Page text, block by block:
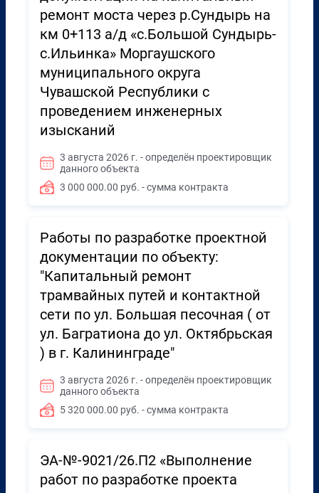
ремонт моста через р.Сундырь на
км 0+113 а/д «с.Большой Сундырь-
с.Ильинка» Моргаушского
муниципального округа
Чувашской Республики с
проведением инженерных
изысканий
3 августа 2026 г. - определён проектировщик
данного объекта
3 000 000.00 руб. - сумма контракта
Работы по разработке проектной
документации по объекту:
"Капитальный ремонт
трамвайных путей и контактной
сети по ул. Большая песочная ( от
ул. Багратиона до ул. Октябрьская
) в г. Калининграде"
3 августа 2026 г. - определён проектировщик
данного объекта
5 320 000.00 руб. - сумма контракта
ЭА-№-9021/26.П2 «Выполнение
работ по разработке проекта